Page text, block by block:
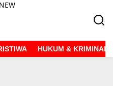
HUKUM & KRIMINAL